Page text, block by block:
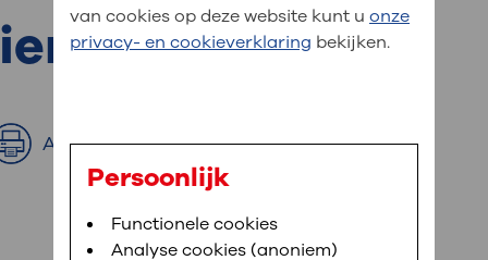
navigatie
bent u naar op
Bloedafname,MijnOLVG,Digitalisering
medische gegevens
In MijnOLVG kunt u uw medische
het u uitkomt. OLVG breidt MijnOLVG
Afdrukken
van cookies op deze website kunt u onze
privacy- en cookieverklaring bekijken.
Persoonlijk
Functionele cookies
Analyse cookies (anoniem)